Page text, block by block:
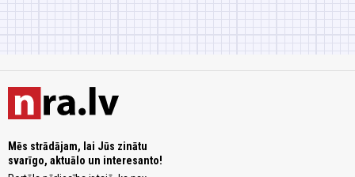
Mēs strādājam, lai Jūs zinātu
svarīgo, aktuālo un interesanto!